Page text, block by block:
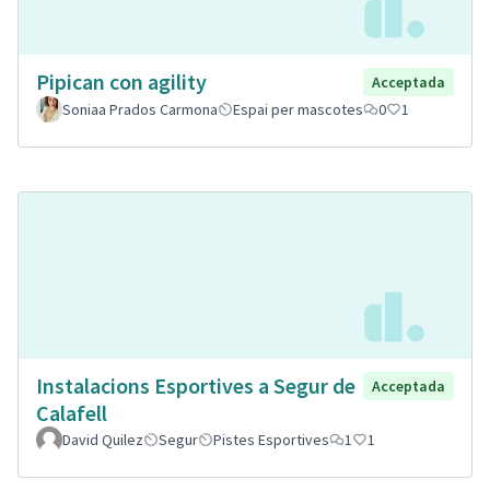
Pipican con agility
Acceptada
Soniaa Prados Carmona
Espai per mascotes 0 1
Instalacions Esportives a Segur de
Calafell
Acceptada
David Quilez Segur Pistes Esportives 1 1